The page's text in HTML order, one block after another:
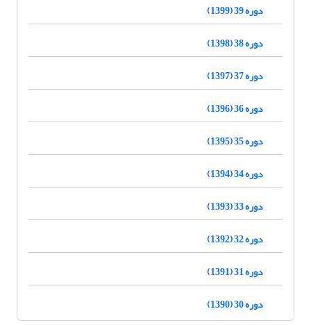
دوره 39 (1399)
دوره 38 (1398)
دوره 37 (1397)
دوره 36 (1396)
دوره 35 (1395)
دوره 34 (1394)
دوره 33 (1393)
دوره 32 (1392)
دوره 31 (1391)
دوره 30 (1390)